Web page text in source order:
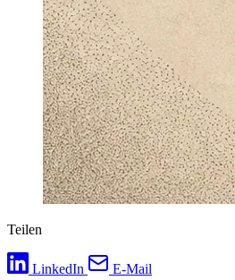
Teilen
LinkedIn E-Mail